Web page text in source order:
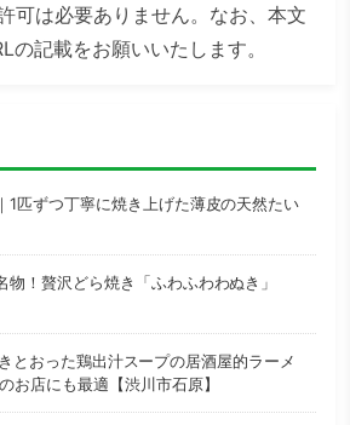
可は必要ありません。なお、本文
の記載をお願いいたします。
1匹ずつ丁寧に焼き上げた薄皮の天然たい
物！贅沢どら焼き「ふわふわわぬき」
とおった鶏出汁スープの居酒屋的ラーメ
お店にも最適【渋川市石原】